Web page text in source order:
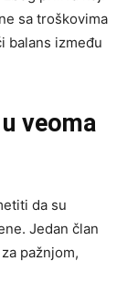
sa troškovima
balans između
veoma
da su
Jedan član
pažnjom,